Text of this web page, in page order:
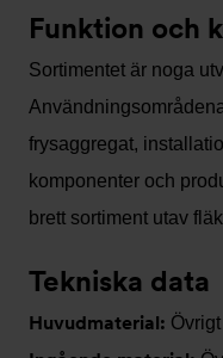
Funktion och
Sortimentet är noga
frysaggregat,
komponenter och
brett sortiment utav
Tekniska data
Huvudmaterial: Övrigt